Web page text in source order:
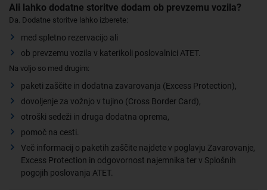
Ali lahko dodatne storitve dodam ob prevzemu vozila?
Da. Dodatne storitve lahko izberete:
med spletno rezervacijo ali
ob prevzemu vozila v katerikoli poslovalnici ATET.
Na voljo so med drugim:
paketi zaščite in dodatna zavarovanja (Excess Protection),
dovoljenje za vožnjo v tujino (Cross Border Card),
otroški sedeži in druga dodatna oprema,
pomoč na cesti.
Več informacij o paketih zaščite najdete v poglavju Zavarovanje,
Excess Protection in odgovornost najemnika ter v Splošnih
pogojih poslovanja ATET.